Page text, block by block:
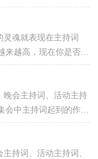
的结婚主...
魂就表现在主持词
来越高，现在你是否对
升学答谢...
晚会主持词、活动主持
会中主持词起到的作用
？下面...
持词、活动主持词、